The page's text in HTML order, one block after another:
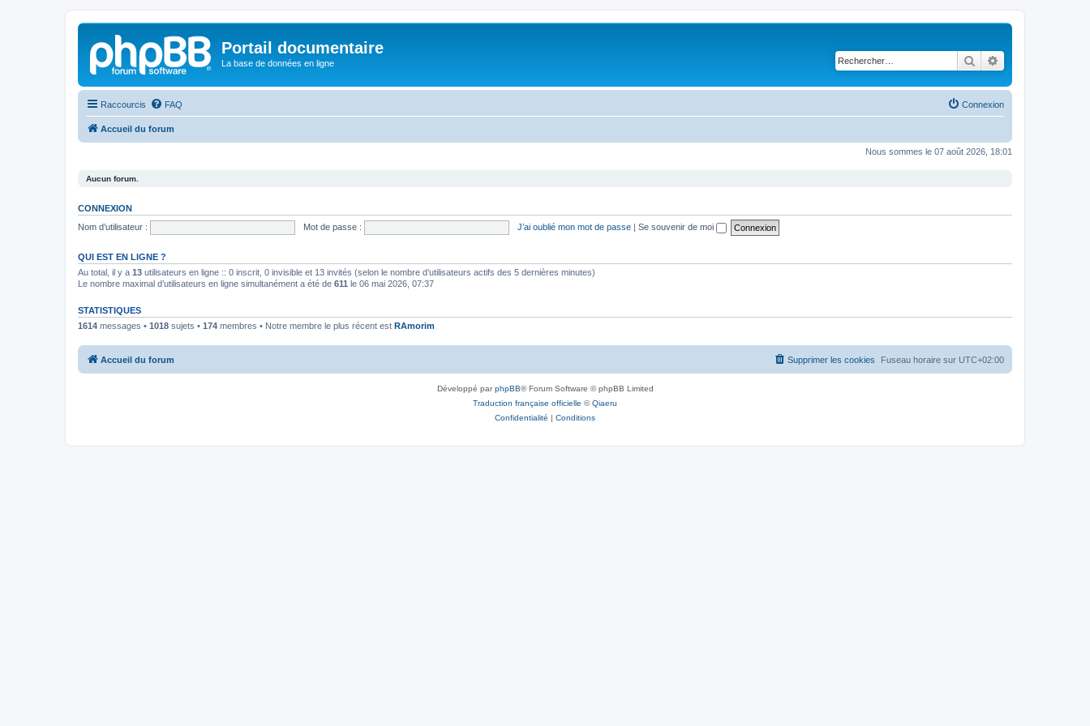
Portail documentaire
La base de données en ligne Rechercher
Raccourcis FAQ Connexion
Accueil du forum
Nous sommes le 07 août 2026, 18:01
Aucun forum.
CONNEXION
Nom d’utilisateur :
Mot de passe : J’ai oublié mon mot de passe | Se souvenir de moi
QUI EST EN LIGNE ?
Au total, il y a 13 utilisateurs en ligne :: 0 inscrit, 0 invisible et 13 invités (selon le nombre d’utilisateurs actifs des 5 dernières minutes)
Le nombre maximal d’utilisateurs en ligne simultanément a été de 611 le 06 mai 2026, 07:37
STATISTIQUES
1614 messages • 1018 sujets • 174 membres • Notre membre le plus récent est RAmorim
Accueil du forum Fuseau horaire sur UTC+02:00
Supprimer les cookies
Développé parphpBB® Forum Software © phpBB Limited
Traduction française officielle ©Qiaeru
Confidentialité | Conditions